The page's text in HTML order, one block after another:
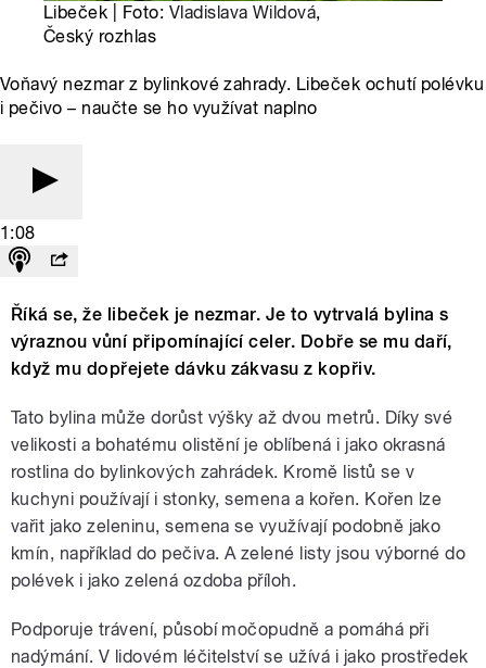
Libeček | Foto: Vladislava Wildová,
Český rozhlas
Voňavý nezmar z bylinkové zahrady. Libeček ochutí polévku
i pečivo – naučte se ho využívat naplno
1:08
Říká se, že libeček je nezmar. Je to vytrvalá bylina s
výraznou vůní připomínající celer. Dobře se mu daří,
když mu dopřejete dávku zákvasu z kopřiv.
Tato bylina může dorůst výšky až dvou metrů. Díky své
velikosti a bohatému olistění je oblíbená i jako okrasná
rostlina do bylinkových zahrádek. Kromě listů se v
kuchyni používají i stonky, semena a kořen. Kořen lze
vařit jako zeleninu, semena se využívají podobně jako
kmín, například do pečiva. A zelené listy jsou výborné do
polévek i jako zelená ozdoba příloh.
Podporuje trávení, působí močopudně a pomáhá při
nadýmání. V lidovém léčitelství se užívá i jako prostředek